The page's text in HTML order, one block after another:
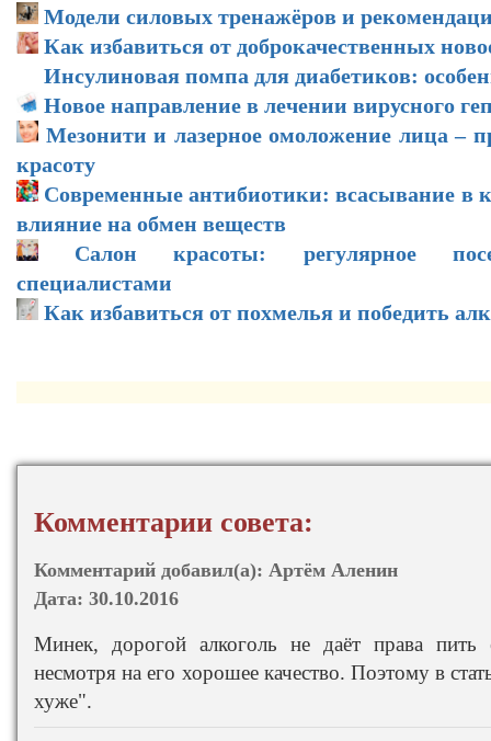
Модели силовых тренажёров и
Как избавиться от доброкачественных
Инсулиновая помпа для диабетиков:
Новое направление в лечении вирусного
Мезонити и лазерное омоложение лица –
красоту
Современные антибиотики: всасывание в
влияние на обмен веществ
Салон красоты: регулярное
специалистами
Как избавиться от похмелья и победить
Комментарии совета:
Комментарий добавил(а): Артём Аленин
Дата: 30.10.2016
Минек, дорогой алкоголь не даёт права
несмотря на его хорошее качество. Поэтому в
хуже".